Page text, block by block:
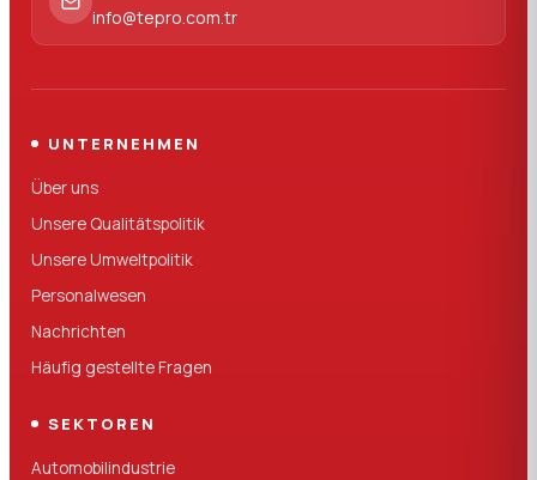
info@tepro.com.tr
UNTERNEHMEN
Über uns
Unsere Qualitätspolitik
Unsere Umweltpolitik
Personalwesen
Nachrichten
Häufig gestellte Fragen
SEKTOREN
Automobilindustrie